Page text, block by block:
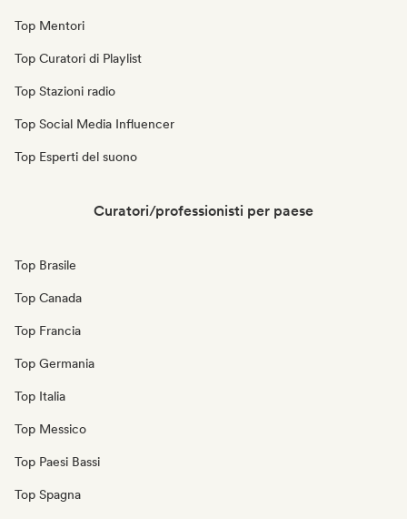
Top Mentori
Top Curatori di Playlist
Top Stazioni radio
Top Social Media Influencer
Top Esperti del suono
Curatori/professionisti per paese
Top Brasile
Top Canada
Top Francia
Top Germania
Top Italia
Top Messico
Top Paesi Bassi
Top Spagna